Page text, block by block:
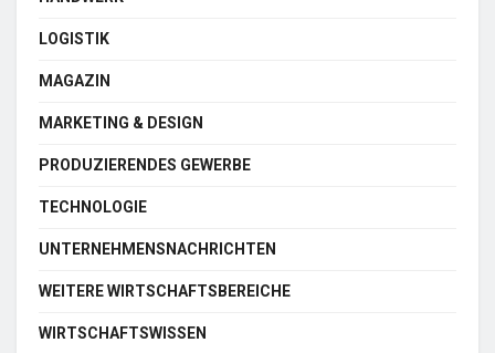
LOGISTIK
MAGAZIN
MARKETING & DESIGN
PRODUZIERENDES GEWERBE
TECHNOLOGIE
UNTERNEHMENSNACHRICHTEN
WEITERE WIRTSCHAFTSBEREICHE
WIRTSCHAFTSWISSEN